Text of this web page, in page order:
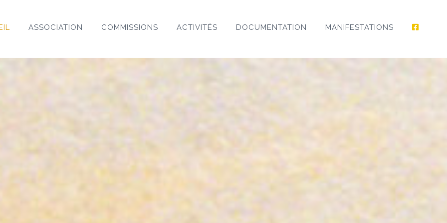
ASSOCIATION COMMISSIONS ACTIVITÉS DOCUMENTATION MANIFESTATIONS